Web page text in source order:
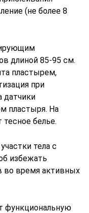
(не более 8
длиной 85-95 см.
пластырем,
при
датчики
пластыря. На
белье.
тела с
избежать
во время активных
функциональную